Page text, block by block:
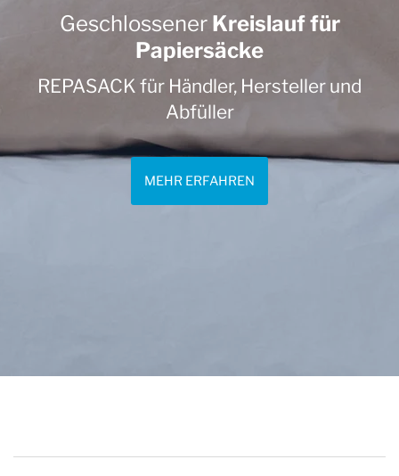
Geschlossener Kreislauf für
Papiersäcke
REPASACK für Händler, Hersteller und
Abfüller
MEHR ERFAHREN